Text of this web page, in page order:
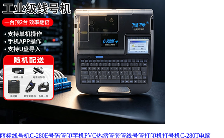
丽标线号机C-280E号码管印字机PVC热缩管套管线号管打印机打号机C-280T电脑